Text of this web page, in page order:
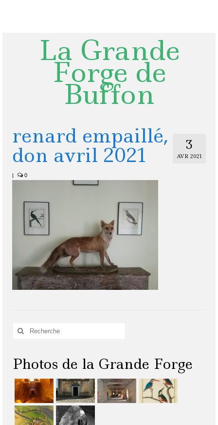
La Grande
Forge de
Buffon
3
AVR 2021
renard empaillé,
don avril 2021
| 0
Rechercher
Photos de la Grande Forge